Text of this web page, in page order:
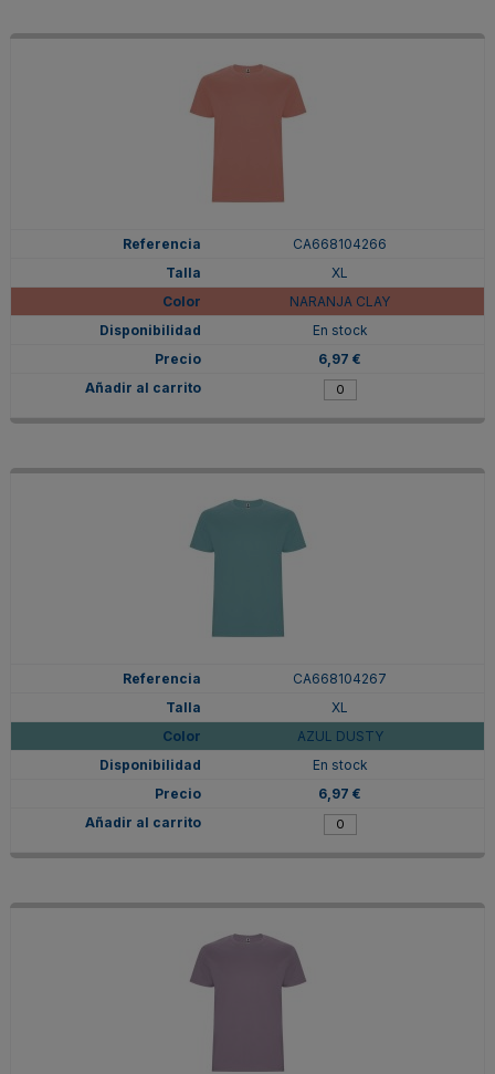
CA668104266
XL
NARANJA CLAY
En stock
6,97 €
CA668104267
XL
AZUL DUSTY
En stock
6,97 €